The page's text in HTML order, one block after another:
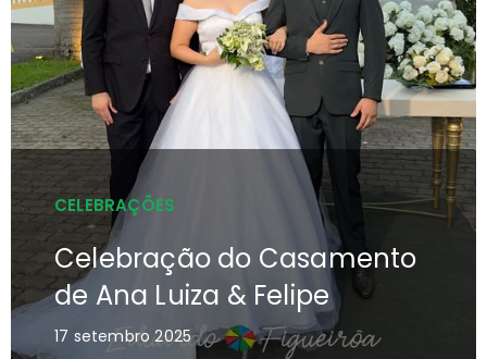
do Casamento
Edna & Henrique
setembro 2025